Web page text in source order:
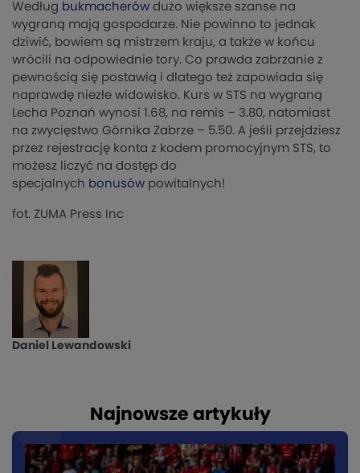
Według bukmacherów dużo większe szanse na
wygraną mają gospodarze. Nie powinno to jednak
dziwić, bowiem są mistrzem kraju, a także w końcu
wrócili na odpowiednie tory. Co prawda zabrzanie z
pewnością się postawią i dlatego też zapowiada się
naprawdę niezłe widowisko. Kurs w STS na wygraną
Lecha Poznań wynosi 1.68, na remis – 3.80, natomiast
na zwycięstwo Górnika Zabrze – 5.50. A jeśli przejdziesz
przez rejestrację konta z kodem promocyjnym STS, to
możesz liczyć na dostęp do
specjalnych bonusów powitalnych!
fot. ZUMA Press Inc
Daniel Lewandowski
Najnowsze artykuły